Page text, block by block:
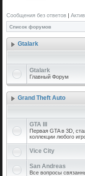
Сообщения без ответов |
Список форумов
Gtalark
Gtalark
Главный Форум
Grand Theft Auto
GTA III
Первая GTA в 3D,
коллекции любого
Vice City
San Andreas
Все вопросы